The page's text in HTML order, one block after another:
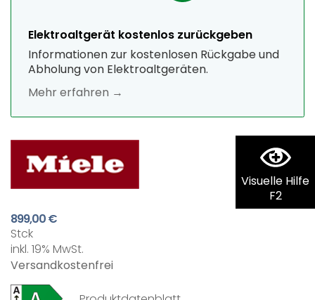
Visuelle Hilfe
F2
Elektroaltgerät kostenlos zurückgeben
Informationen zur kostenlosen Rückgabe und
Abholung von Elektroaltgeräten.
Mehr erfahren →
899,00 €
Stck
inkl. 19% MwSt.
Versandkostenfrei